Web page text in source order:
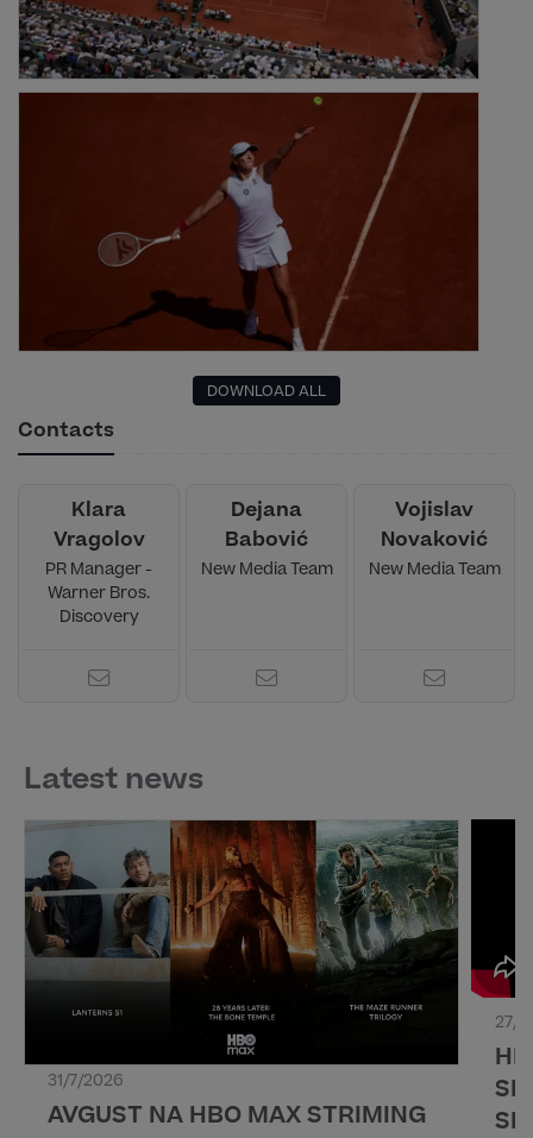
DOWNLOAD ALL
Contacts
Klara
Vragolov
PR Manager -
Warner Bros.
Discovery
Dejana
Babović
New Media Team
Vojislav
Novaković
New Media Team
Latest news
31/7/2026
AVGUST NA HBO MAX STRIMING
27/